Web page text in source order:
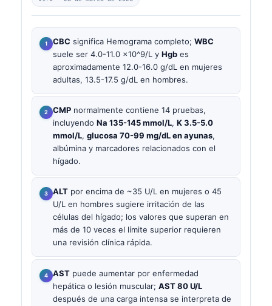
CBC significa Hemograma completo; WBC
suele ser 4.0-11.0 x10^9/L y Hgb es
aproximadamente 12.0-16.0 g/dL en mujeres
adultas, 13.5-17.5 g/dL en hombres.
CMP normalmente contiene 14 pruebas,
incluyendo Na 135-145 mmol/L, K 3.5-5.0
mmol/L, glucosa 70-99 mg/dL en ayunas,
albúmina y marcadores relacionados con el
hígado.
ALT por encima de ~35 U/L en mujeres o 45
U/L en hombres sugiere irritación de las
células del hígado; los valores que superan en
más de 10 veces el límite superior requieren
una revisión clínica rápida.
AST puede aumentar por enfermedad
hepática o lesión muscular; AST 80 U/L
después de una carga intensa se interpreta de